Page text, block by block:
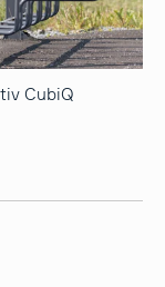
CubiQ